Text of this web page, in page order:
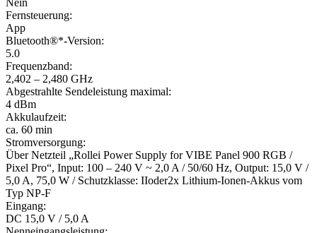
Nein
Fernsteuerung:
App
Bluetooth®*-Version:
5.0
Frequenzband:
2,402 – 2,480 GHz
Abgestrahlte Sendeleistung maximal:
4 dBm
Akkulaufzeit:
ca. 60 min
Stromversorgung:
Über Netzteil „Rollei Power Supply for VIBE Panel 900 RGB /
Pixel Pro“, Input: 100 – 240 V ~ 2,0 A / 50/60 Hz, Output: 15,0 V /
5,0 A, 75,0 W / Schutzklasse: IIoder2x Lithium-Ionen-Akkus vom
Typ NP-F
Eingang:
DC 15,0 V / 5,0 A